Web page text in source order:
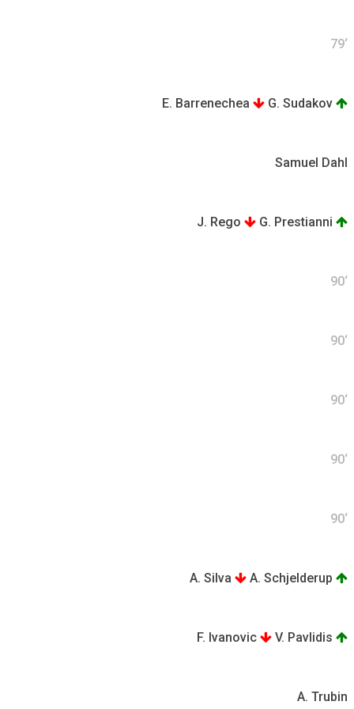
79‘
E. Barrenechea G. Sudakov
Samuel Dahl
J. Rego G. Prestianni
90‘
90‘
90‘
90‘
90‘
A. Silva A. Schjelderup
F. Ivanovic V. Pavlidis
A. Trubin